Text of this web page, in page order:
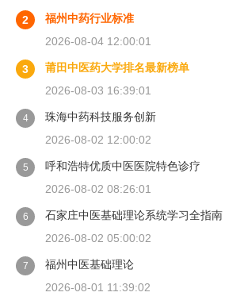
2
福州中药行业标准
2026-08-04 12:00:01
3
莆田中医药大学排名最新榜单
2026-08-03 16:39:01
4
珠海中药科技服务创新
2026-08-02 12:00:02
5
呼和浩特优质中医医院特色诊疗
2026-08-02 08:26:01
6
石家庄中医基础理论系统学习全指南
2026-08-02 05:00:02
7
福州中医基础理论
2026-08-01 11:39:02